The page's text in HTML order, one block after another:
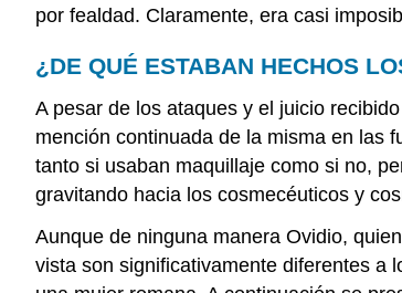
por fealdad. Claramente, era casi
¿DE QUÉ ESTABAN HECHOS
A pesar de los ataques y el juicio
mención continuada de la misma en las
tanto si usaban maquillaje como si no,
gravitando hacia los cosmecéuticos y
Aunque de ninguna manera Ovidio,
vista son significativamente diferentes a